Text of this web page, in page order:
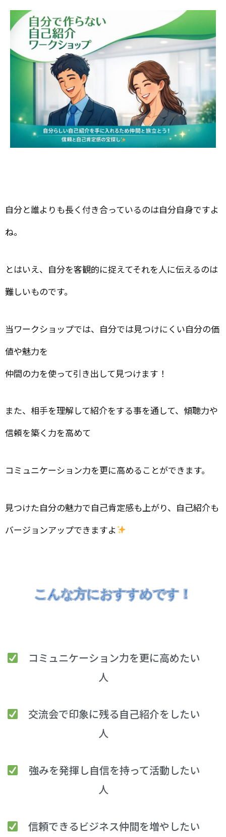
自分と誰よりも長く付き合っているのは自分自身ですよ
ね。
とはいえ、自分を客観的に捉えてそれを人に伝えるのは
難しいものです。
当ワークショップでは、自分では見つけにくい自分の価
値や魅力を
仲間の力を使って引き出して見つけます！
また、相手を理解して紹介をする事を通して、傾聴力や
信頼を築く力を高めて
コミュニケーション力を更に高めることができます。
見つけた自分の魅力で自己肯定感も上がり、自己紹介も
バージョンアップできますよ
こんな方におすすめです！
こんな方におすすめです！
こんな方におすすめです！
こんな方におすすめです！
こんな方におすすめです！
こんな方におすすめです！
こんな方におすすめです！
こんな方におすすめです！
コミュニケーション力を更に高めたい
人
交流会で印象に残る自己紹介をしたい
人
強みを発揮し自信を持って活動したい
人
信頼できるビジネス仲間を増やしたい